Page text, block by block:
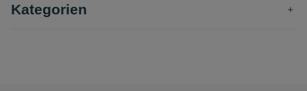
Kategorien